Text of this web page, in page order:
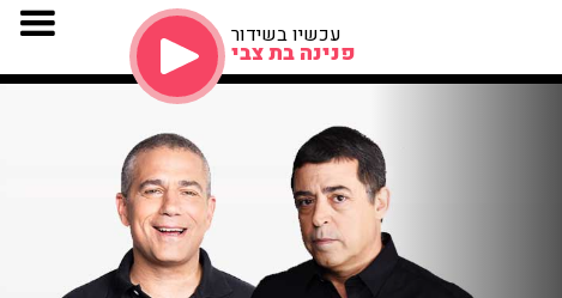
עכשיו בשידור
פנינה בת צבי